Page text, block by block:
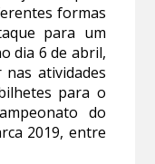
formas
para um
dia 6 de abril,
atividades
para o
do
2019, entre